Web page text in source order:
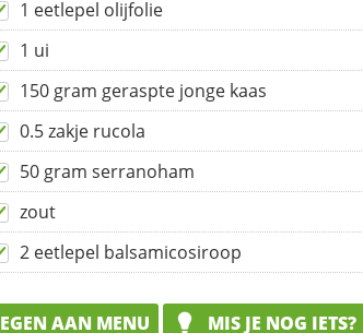
1 eetlepel olijfolie
1 ui
150 gram geraspte jonge kaas
0.5 zakje rucola
50 gram serranoham
zout
2 eetlepel balsamicosiroop
AAN MENU
MIS JE NOG IETS?